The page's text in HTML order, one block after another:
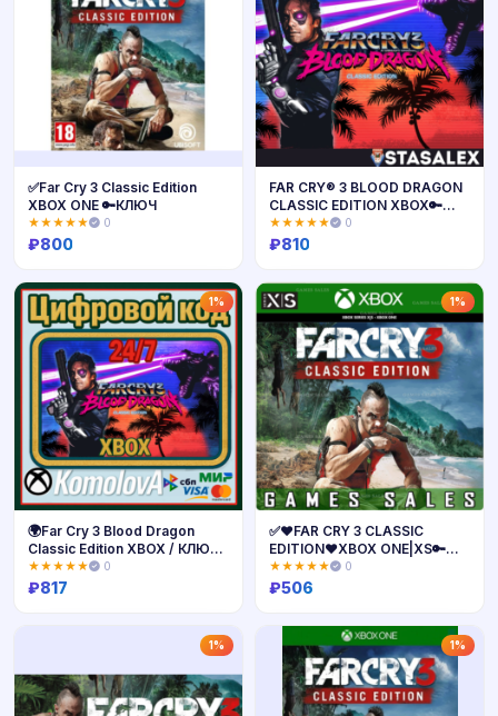
Купить
✅Far Cry 3 Classic Edition
XBOX ONE 🔑КЛЮЧ
★★★★★ 0
₽800
Купить
FAR CRY® 3 BLOOD DRAGON
CLASSIC EDITION XBOX🔑
КЛЮЧ
★★★★★ 0
₽810
1%
🌍Far Cry 3 Blood Dragon
Classic Edition XBOX / КЛЮЧ
🔑
★★★★★ 0
₽817
1%
Купить
✅❤️FAR CRY 3 CLASSIC
EDITION❤️XBOX ONE|XS🔑
КЛЮЧ✅
★★★★★ 0
₽506
1% 1%